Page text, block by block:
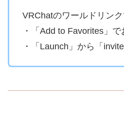
VRChatのワールドリンク
・「Add to Favorites」
・「Launch」から「